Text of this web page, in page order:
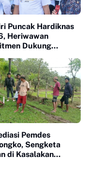
Puncak Hardiknas
Heriwawan
Dukung
Pemdes
Sengketa
di Kasalakan